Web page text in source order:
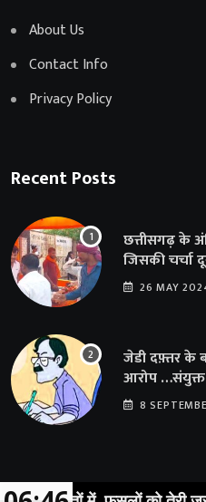
About Us
Contact Info
Privacy Policy
Recent Posts
छत्तीसगढ़ के
जिसकी चर्चा
अमेरिका से भी
26 MAY
जेडी दफ़्तर के
आरोप
शिक्षकों क़ो
8